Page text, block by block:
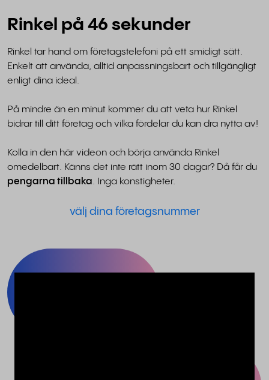
Rinkel på 46 sekunder
Rinkel tar hand om företagstelefoni på ett smidigt sätt.
Enkelt att använda, alltid anpassningsbart och tillgängligt
enligt dina ideal.
På mindre än en minut kommer du att veta hur Rinkel
bidrar till ditt företag och vilka fördelar du kan dra nytta av!
Kolla in den här videon och börja använda Rinkel
omedelbart. Känns det inte rätt inom 30 dagar? Då får du
pengarna tillbaka. Inga konstigheter.
välj dina företagsnummer